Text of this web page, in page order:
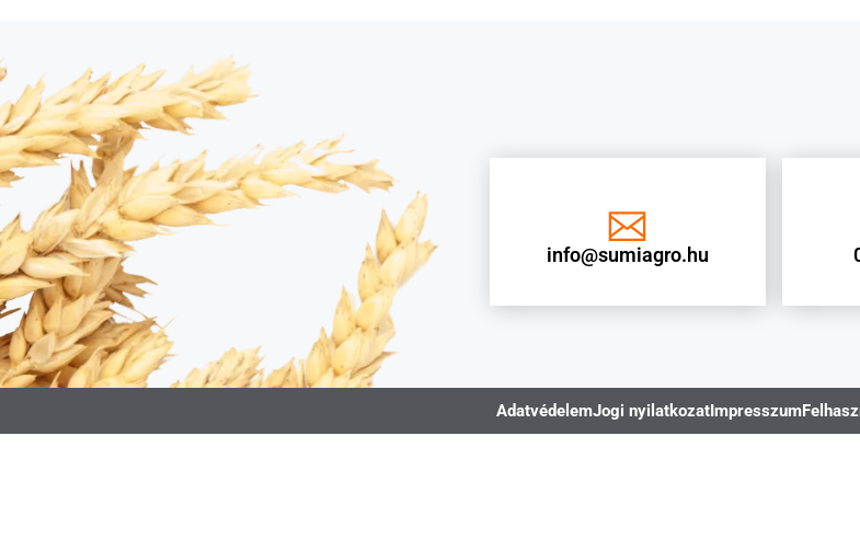
info@sumiagro.hu
AdatvédelemJogi nyilatkozatImpresszum